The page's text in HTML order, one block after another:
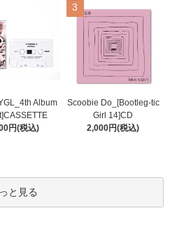
Album
円(税込)
3
Scoobie Do_[Bootleg-tic
Girl 14]CD
2,000円(税込)
と見る